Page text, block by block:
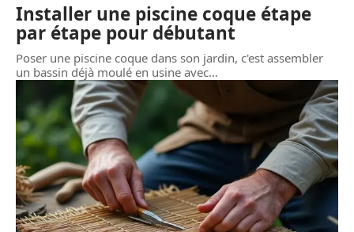
Installer une piscine coque étape
par étape pour débutant
Poser une piscine coque dans son jardin, c'est assembler
un bassin déjà moulé en usine avec…